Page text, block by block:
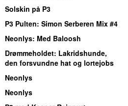
Solskin på P3
P3 Pulten: Simon Serberen Mix #4
Neonlys: Med Baloosh
Drømmeholdet: Lakridshunde,
den forsvundne hat og lortejobs
Neonlys
Neonlys